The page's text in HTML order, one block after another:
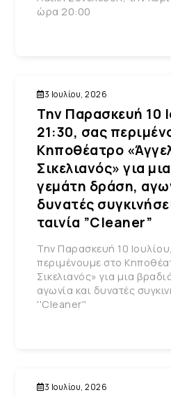
ώρα 20:00
3 Ιουλίου, 2026
Την Παρασκευή 10
21:30, σας
Κηποθέατρο
Σικελιανός» για
γεμάτη δράση,
δυνατές
ταινία ”Cleaner”
Την Παρασκευή 10
περιμένουμε στο
Σικελιανός» για μια
αγωνία και δυνατές
''Cleaner''
3 Ιουλίου, 2026